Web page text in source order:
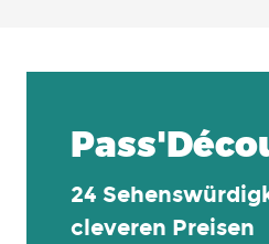
24
cleveren Preisen